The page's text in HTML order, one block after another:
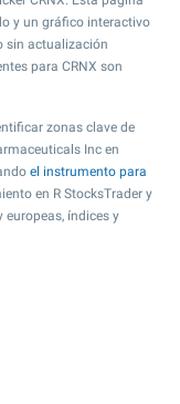
y un gráfico interactivo
sin actualización
para CRNX son
zonas clave de
Inc en
el instrumento para
en R StocksTrader y
índices y